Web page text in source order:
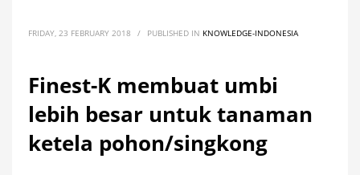
FRIDAY, 23 FEBRUARY 2018 / PUBLISHED IN KNOWLEDGE-INDONESIA
Finest-K membuat umbi
lebih besar untuk tanaman
ketela pohon/singkong